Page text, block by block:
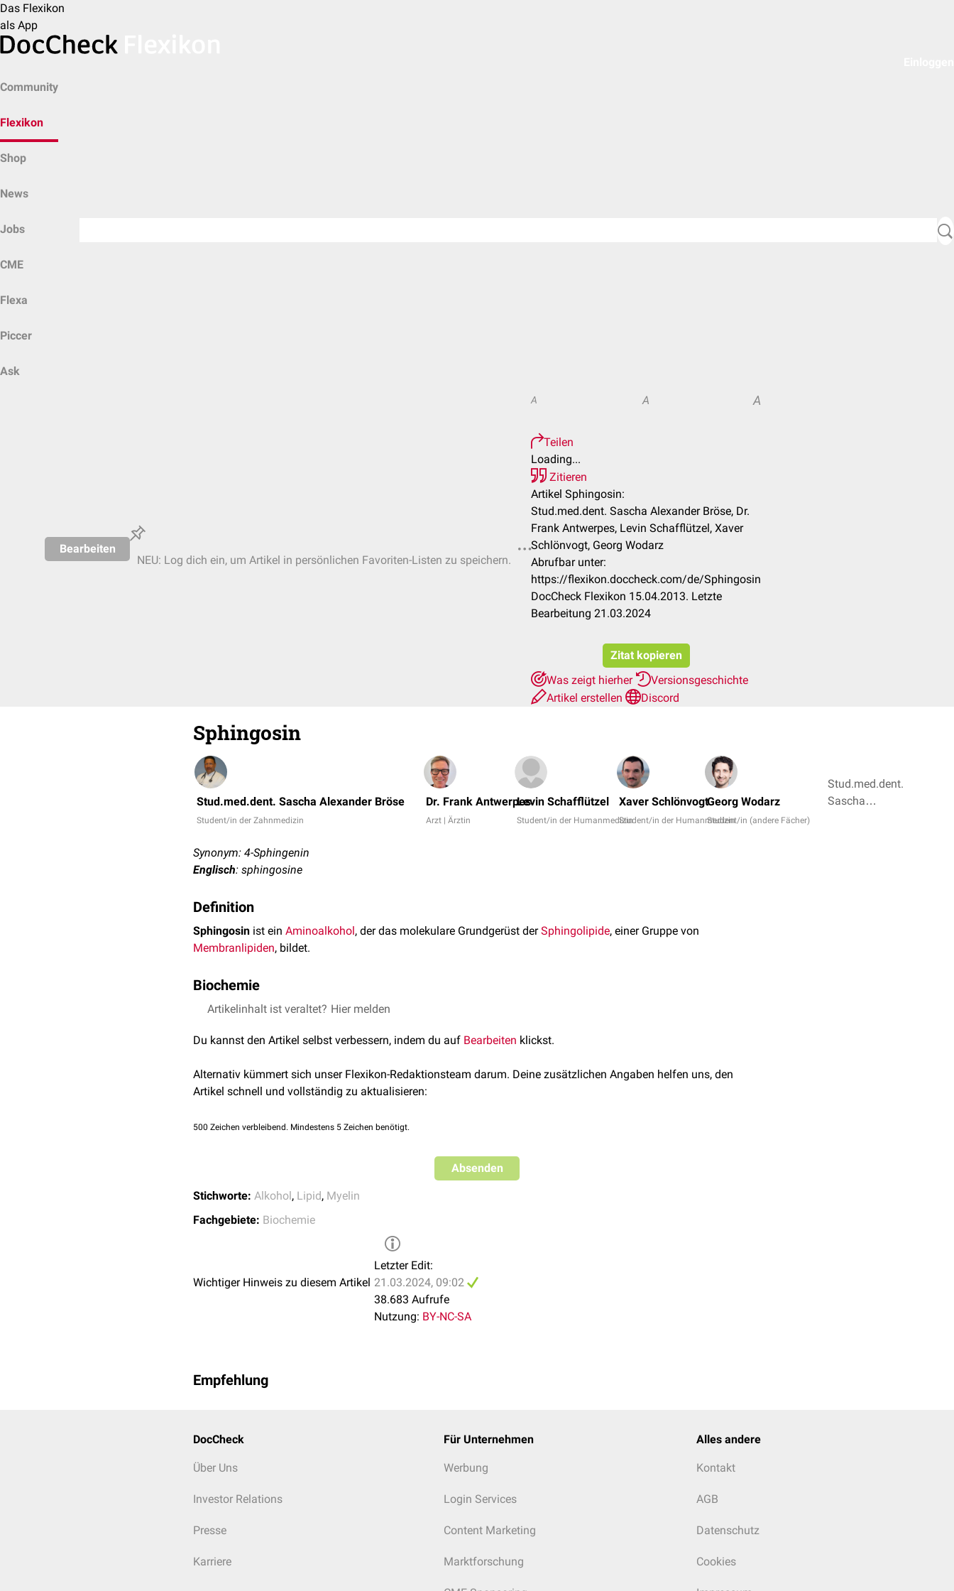
Das Flexikon
als App
Community
Flexikon
Shop
News
Jobs
CME
Flexa
Piccer
Ask
Bearbeiten
NEU: Log dich ein, um Artikel in persönlichen Favoriten-Listen zu speichern.
A A A
Teilen
Loading...
Zitieren
Artikel Sphingosin:
Stud.med.dent. Sascha Alexander Bröse, Dr.
Frank Antwerpes, Levin Schafflützel, Xaver
Schlönvogt, Georg Wodarz
Abrufbar unter:
https://flexikon.doccheck.com/de/Sphingosin
DocCheck Flexikon 15.04.2013. Letzte
Bearbeitung 21.03.2024
Zitat kopieren
Was zeigt hierher
Versionsgeschichte
Artikel erstellen
Discord
Sphingosin
Stud.med.dent. Sascha Alexander Bröse
Student/in der Zahnmedizin
Dr. Frank Antwerpes
Arzt | Ärztin
Levin Schafflützel
Student/in der Humanmedizin
Xaver Schlönvogt
Student/in der Humanmedizin
Georg Wodarz
Student/in (andere Fächer)
Stud.med.dent.
Sascha
Synonym: 4-Sphingenin
Englisch: sphingosine
Definition
Sphingosin ist ein Aminoalkohol, der das molekulare Grundgerüst derSphingolipide, einer Gruppe von
Membranlipiden, bildet.
Biochemie
Sphingosin wird über die Zwischenstufen Dehydrosphingosin und Dihydrosphingosin aus
phosphoryliert werden.
Fettsäure
Artikelinhalt ist veraltet? Hier melden
Du kannst den Artikel selbst verbessern, indem du auf Bearbeiten klickst.
Alternativ kümmert sich unser Flexikon-Redaktionsteam darum. Deine zusätzlichen Angaben helfen uns, den
Artikel schnell und vollständig zu aktualisieren:
500 Zeichen verbleibend. Mindestens 5 Zeichen benötigt.
Absenden
Stichworte: Alkohol, Lipid, Myelin
Fachgebiete: Biochemie
Wichtiger Hinweis zu diesem Artikel
Letzter Edit:
21.03.2024, 09:02
38.683 Aufrufe
Nutzung: BY-NC-SA
Empfehlung
DocCheck
Über Uns
Investor Relations
Presse
Karriere
Für Unternehmen
Werbung
Login Services
Content Marketing
Marktforschung
Alles andere
Kontakt
AGB
Datenschutz
Cookies